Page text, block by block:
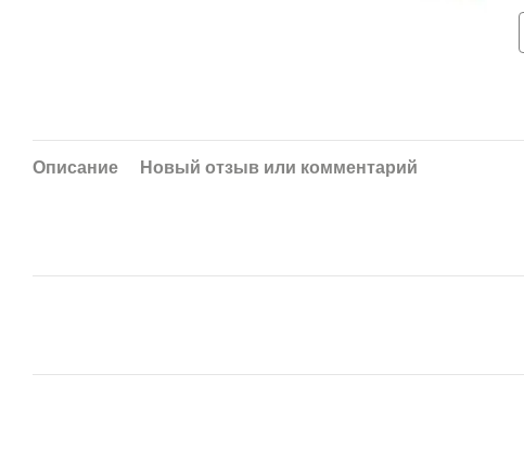
Описание Новый отзыв или комментарий